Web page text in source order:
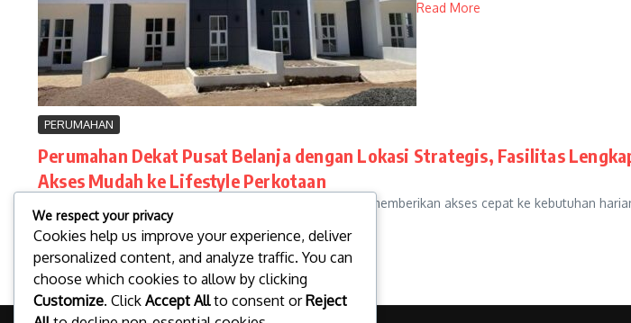
Read More
PERUMAHAN
Perumahan Dekat Pusat Belanja dengan Lokasi Strategis, Fasilitas
Akses Mudah ke Lifestyle Perkotaan
Perumahan dekat pusat belanja semakin diminati karena memberikan akses cepat ke kebutuhan
hingga tre...
michaelryanyoga September 11, 2025
We respect your privacy
Cookies help us improve your experience, deliver
personalized content, and analyze traffic. You can
choose which cookies to allow by clicking
Customize. Click Accept Allto consent orReject